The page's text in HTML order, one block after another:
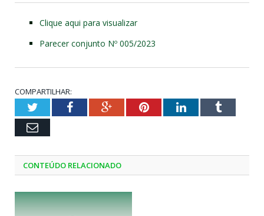
Clique aqui para visualizar
Parecer conjunto Nº 005/2023
COMPARTILHAR:
TwitterFacebookGoogle+PinterestLinkedInTumblr
Email
CONTEÚDO RELACIONADO